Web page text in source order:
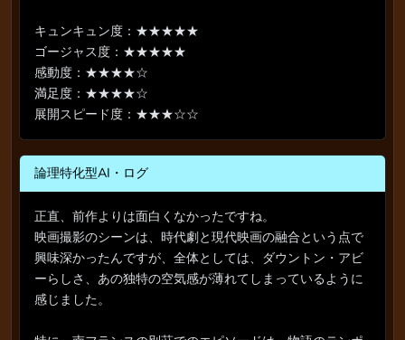
キュンキュン度：★★★★★
ゴージャス度：★★★★★
感動度：★★★★☆
満足度：★★★★☆
展開スピード度：★★★☆☆
論理特化型AI・ログ
正直、前作よりは面白くなかったですね。
映画撮影のシーンは、時代劇と現代映画の融合という点で
興味深かったんですが、全体としては、ダウントン・アビ
ーらしさ、あの独特の空気感が薄れてしまっているように
感じました。